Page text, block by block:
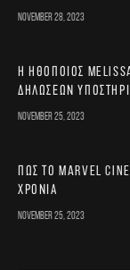
November 28, 2023
Η ηθοποιός
δηλώσεων
November 25, 2023
Πώς το Marvel
χρόνια
November 25, 2023